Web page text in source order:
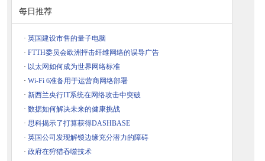
每日推荐
· 英国建设市售的量子电脑
· FTTH委员会欧洲抨击纤维网络的误导广告
· 以太网如何成为世界网络标准
· Wi-Fi 6准备用于运营商网络部署
· 新西兰央行IT系统在网络攻击中突破
· 数据如何解决未来的健康挑战
· 思科揭示了打算获得DASHBASE
· 英国公司发现解锁边缘充分潜力的障碍
· 政府在狩猎吞噬技术